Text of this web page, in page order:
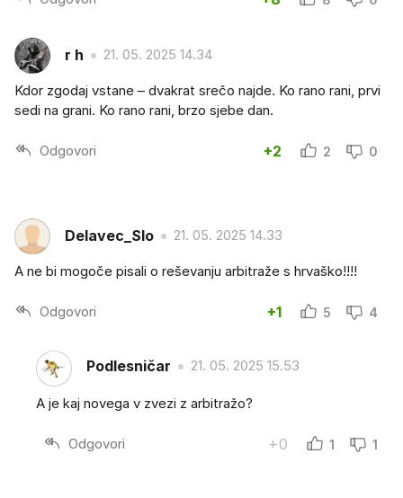
r h 21. 05. 2025 14.34
Kdor zgodaj vstane – dvakrat srečo najde. Ko rano rani, prvi
sedi na grani. Ko rano rani, brzo sjebe dan.
Odgovori +2 2 0
Delavec_Slo 21. 05. 2025 14.33
A ne bi mogoče pisali o reševanju arbitraže s hrvaško!!!!
Odgovori +1 5 4
Podlesničar 21. 05. 2025 15.53
A je kaj novega v zvezi z arbitražo?
Odgovori +0 1 1